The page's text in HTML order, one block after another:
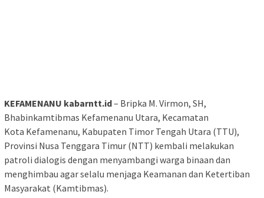
KEFAMENANU kabarntt.id– Bripka M. Virmon, SH,
Bhabinkamtibmas Kefamenanu Utara, Kecamatan
Kota Kefamenanu, Kabupaten Timor Tengah Utara (TTU),
Provinsi Nusa Tenggara Timur (NTT) kembali melakukan
patroli dialogis dengan menyambangi warga binaan dan
menghimbau agar selalu menjaga Keamanan dan Ketertiban
Masyarakat (Kamtibmas).